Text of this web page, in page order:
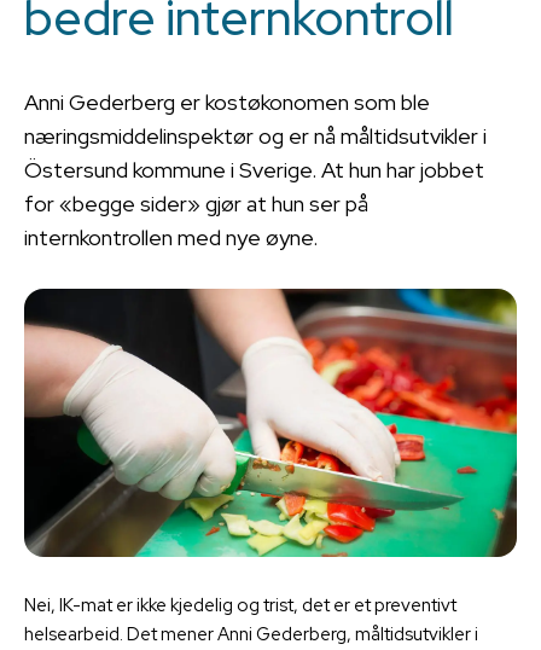
bedre internkontroll
Anni Gederberg er kostøkonomen som ble
næringsmiddelinspektør og er nå måltidsutvikler i
Östersund kommune i Sverige. At hun har jobbet
for «begge sider» gjør at hun ser på
internkontrollen med nye øyne.
Nei, IK-mat er ikke kjedelig og trist, det er et preventivt
helsearbeid. Det mener Anni Gederberg, måltidsutvikler i